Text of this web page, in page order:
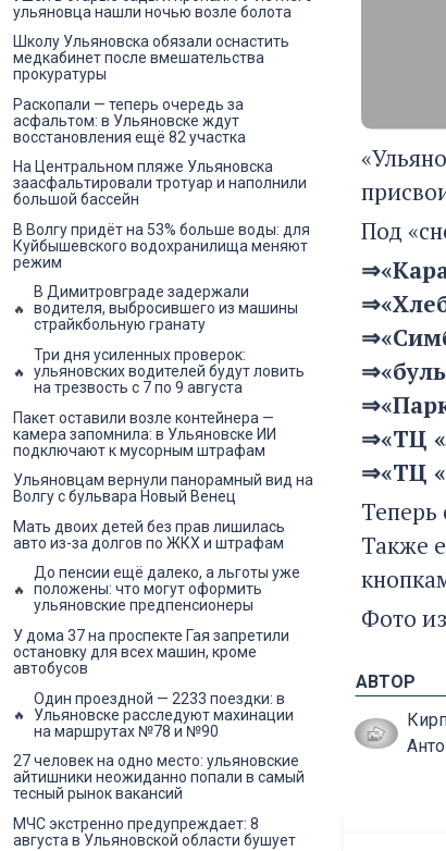
Под
⇒«ТЦ
⇒«ТЦ
Теперь
Также
Фото
АВТОР
ульяновца нашли ночью возле болота
Школу Ульяновска обязали оснастить
медкабинет после вмешательства
прокуратуры
Раскопали — теперь очередь за
асфальтом: в Ульяновске ждут
восстановления ещё 82 участка
На Центральном пляже Ульяновска
заасфальтировали тротуар и наполнили
большой бассейн
В Волгу придёт на 53% больше воды: для
Куйбышевского водохранилища меняют
режим
В Димитровграде задержали
водителя, выбросившего из машины
страйкбольную гранату
Три дня усиленных проверок:
ульяновских водителей будут ловить
на трезвость с 7 по 9 августа
Пакет оставили возле контейнера —
камера запомнила: в Ульяновске ИИ
подключают к мусорным штрафам
Ульяновцам вернули панорамный вид на
Волгу с бульвара Новый Венец
Мать двоих детей без прав лишилась
авто из-за долгов по ЖКХ и штрафам
До пенсии ещё далеко, а льготы уже
положены: что могут оформить
ульяновские предпенсионеры
У дома 37 на проспекте Гая запретили
остановку для всех машин, кроме
автобусов
Один проездной — 2233 поездки: в
Ульяновске расследуют махинации
на маршрутах №78 и №90
27 человек на одно место: ульяновские
айтишники неожиданно попали в самый
тесный рынок вакансий
МЧС экстренно предупреждает: 8
августа в Ульяновской области бушует